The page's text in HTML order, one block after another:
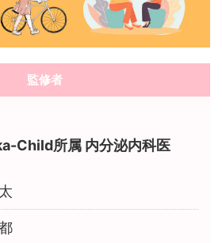
監修者
Child所属 内分泌内科医